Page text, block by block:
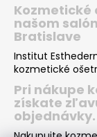
Kozmetické
našom
Bratislave
Institut
kozmetické
Pri nákupe
získate
objednávky.